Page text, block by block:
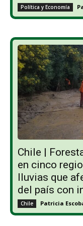
Política y Economía
Chile |
en cinco
lluvias que
del país con
Chile Patricia